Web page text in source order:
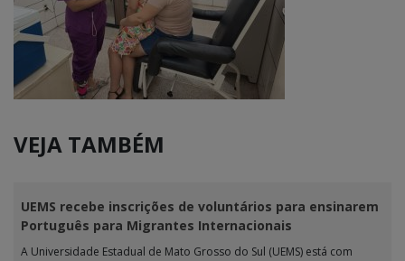
VEJA TAMBÉM
UEMS recebe inscrições de voluntários para ensinarem
Português para Migrantes Internacionais
A Universidade Estadual de Mato Grosso do Sul (UEMS) está com